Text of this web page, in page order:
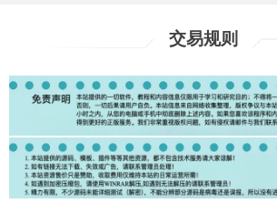
交易规则